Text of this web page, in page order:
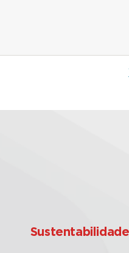
Sustentabilidade